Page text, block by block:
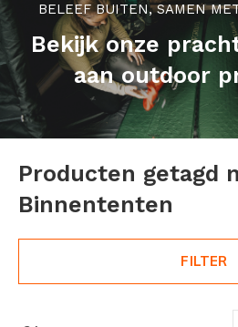
BELEEF BUITEN, SAMEN
Bekijk onze
aan outdoor
Producten getagd
Binnententen
FILTER